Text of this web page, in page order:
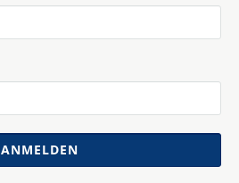
ANMELDEN